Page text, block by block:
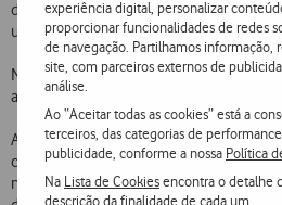
experiência digital, personalizar
proporcionar funcionalidades de redes
de navegação. Partilhamos informação,
site, com parceiros externos de
análise.
Ao “Aceitar todas as cookies” está a
terceiros, das categorias de
publicidade, conforme a nossa Política
Na Lista de Cookiesencontra o detalhe
descrição da finalidade de cada um.
download da App também pode ser
um SMS gratuito para o número 12345
No computador, o serviço está
através do link http://cloud.vodafone.pt e
A Vodafone disponibiliza um espaço de
completamente gratuito para todos os
nem custos de adesão. Se o Cliente